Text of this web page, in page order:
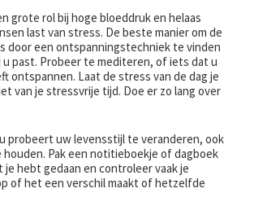
grote rol bij hoge bloeddruk en helaas
last van stress. De beste manier om de
door een ontspanningstechniek te vinden
past. Probeer te mediteren, of iets dat u
ontspannen. Laat de stress van de dag je
van je stressvrije tijd. Doe er zo lang over
probeert uw levensstijl te veranderen, ook
Pak een notitieboekje of dagboek
hebt gedaan en controleer vaak je
of het een verschil maakt of hetzelfde